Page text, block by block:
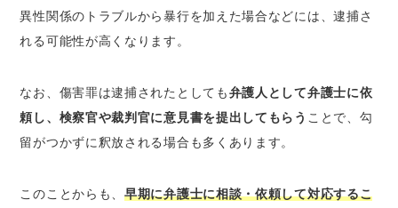
異性関係のトラブルから暴行を加えた場合などには、逮捕さ
れる可能性が高くなります。
なお、傷害罪は逮捕されたとしても弁護人として弁護士に依
頼し、検察官や裁判官に意見書を提出してもらう ことで、勾
留がつかずに釈放される場合も多くあります。
このことからも、早期に弁護士に相談・依頼して対応するこ